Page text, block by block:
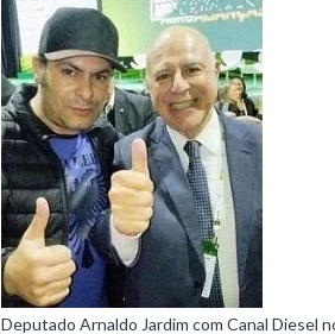
Deputado Arnaldo Jardim com Canal Diesel